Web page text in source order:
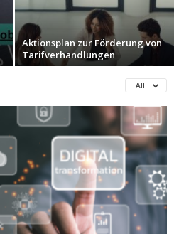
Aktionsplan zur Förderung von
Tarifverhandlungen
All